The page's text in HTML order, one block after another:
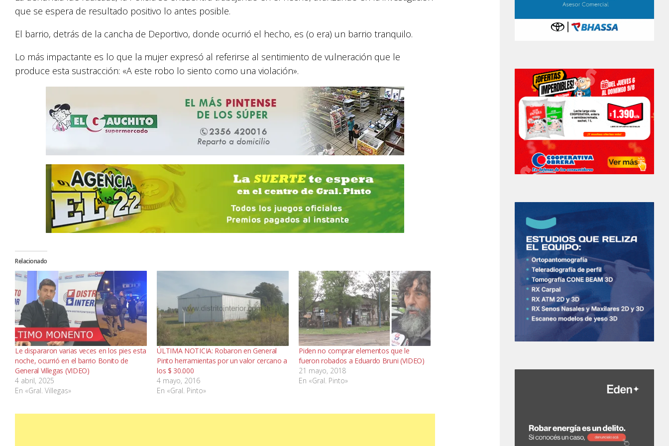
que se espera de resultado positivo lo antes posible.
El barrio, detrás de la cancha de Deportivo, donde ocurrió el hecho, es (o era) un barrio tranquilo.
Lo más impactante es lo que la mujer expresó al referirse al sentimiento de vulneración que le
produce esta sustracción: «A este robo lo siento como una violación».
Relacionado
Le dispararon varias veces en los pies esta
noche, ocurrió en el barrio Bonito de
General Villegas (VIDEO)
4 abril, 2025
En «Gral. Villegas»
ÚLTIMA NOTICIA: Robaron en General
Pinto herramientas por un valor cercano a
los $ 30.000
4 mayo, 2016
En «Gral. Pinto»
Piden no comprar elementos que le
fueron robados a Eduardo Bruni (VIDEO)
21 mayo, 2018
En «Gral. Pinto»